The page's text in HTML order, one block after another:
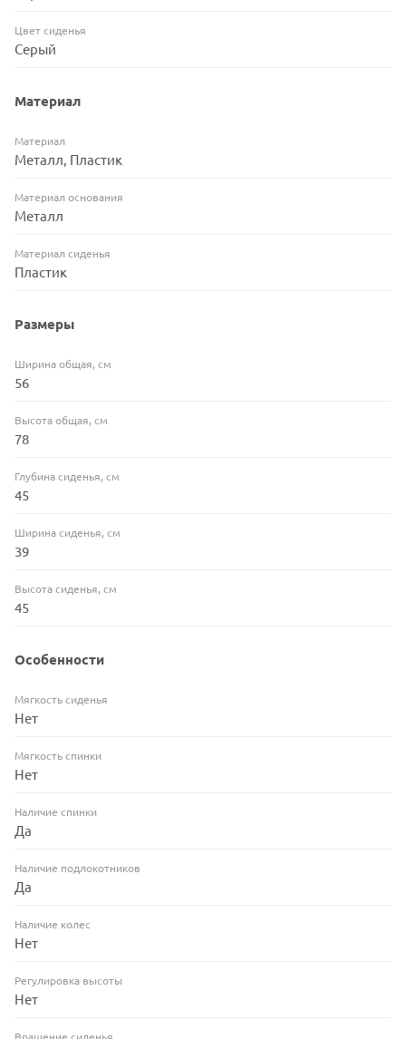
Цвет сиденья
Серый
Материал
Материал
Металл, Пластик
Материал основания
Металл
Материал сиденья
Пластик
Размеры
Ширина общая, см
56
Высота общая, см
78
Глубина сиденья, см
45
Ширина сиденья, см
39
Высота сиденья, см
45
Особенности
Мягкость сиденья
Нет
Мягкость спинки
Нет
Наличие спинки
Да
Наличие подлокотников
Да
Наличие колес
Нет
Регулировка высоты
Нет
Вращение сиденья